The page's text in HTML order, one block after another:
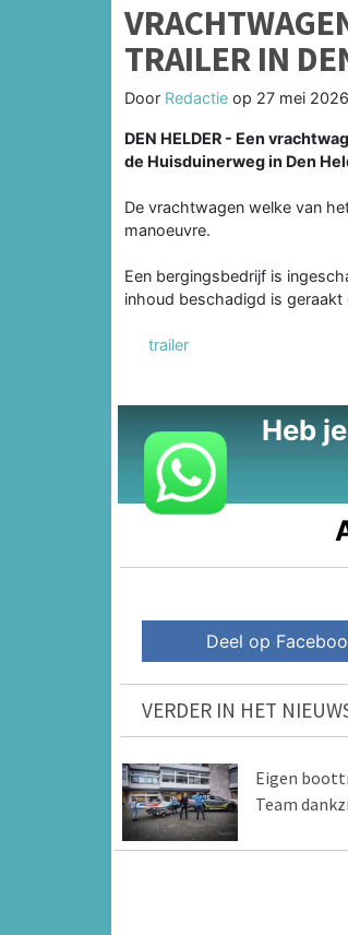
TRAILER IN
Door Redactie op 27 mei
DEN HELDER - Een
de Huisduinerweg in Den
De vrachtwagen welke van
manoeuvre.
Een bergingsbedrijf is
inhoud beschadigd is
trailer
Heb
Deel op
VERDER IN HET
Eigen
Team